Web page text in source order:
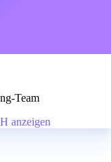
Team
anzeigen